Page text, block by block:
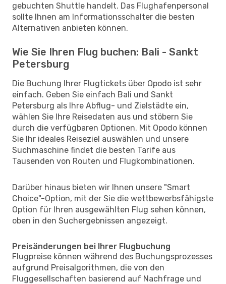
gebuchten Shuttle handelt. Das Flughafenpersonal
sollte Ihnen am Informationsschalter die besten
Alternativen anbieten können.
Wie Sie Ihren Flug buchen: Bali - Sankt
Petersburg
Die Buchung Ihrer Flugtickets über Opodo ist sehr
einfach. Geben Sie einfach Bali und Sankt
Petersburg als Ihre Abflug- und Zielstädte ein,
wählen Sie Ihre Reisedaten aus und stöbern Sie
durch die verfügbaren Optionen. Mit Opodo können
Sie Ihr ideales Reiseziel auswählen und unsere
Suchmaschine findet die besten Tarife aus
Tausenden von Routen und Flugkombinationen.
Darüber hinaus bieten wir Ihnen unsere "Smart
Choice"-Option, mit der Sie die wettbewerbsfähigste
Option für Ihren ausgewählten Flug sehen können,
oben in den Suchergebnissen angezeigt.
Preisänderungen bei Ihrer Flugbuchung
Flugpreise können während des Buchungsprozesses
aufgrund Preisalgorithmen, die von den
Fluggesellschaften basierend auf Nachfrage und